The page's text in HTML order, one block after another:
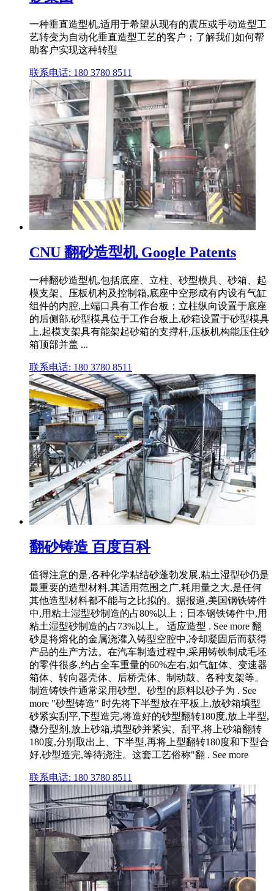
一种垂直造型机,适用于希望从现有的震压或手动造型工
艺转变为自动化垂直造型工艺的客户；了解我们如何帮
助客户实现这种转型
联系电话: 180 3780 8511
CNU 翻砂造型机 Google Patents
一种翻砂造型机,包括底座、立柱、砂型模具、砂箱、起
模支架、压板机构及控制箱,底座中空形成有内设有气缸
组件的内腔,上端口具有工作台板；立柱纵向设置于底座
的后侧部,砂型模具位于工作台板上,砂箱设置于砂型模具
上,起模支架具有能架起砂箱的支撑杆,压板机构能压住砂
箱顶部并盖 ...
联系电话: 180 3780 8511
翻砂铸造 百度百科
值得注意的是,各种化学粘结砂蓬勃发展,粘土湿型砂仍是
最重要的造型材料,其适用范围之广,耗用量之大,是任何
其他造型材料都不能与之比拟的。据报道,美国钢铁铸件
中,用粘土湿型砂制造的占80%以上；日本钢铁铸件中,用
粘土湿型砂制造的占73%以上。 适应造型 . See more 翻
砂是将熔化的金属浇灌入铸型空腔中,冷却凝固后而获得
产品的生产方法。在汽车制造过程中,采用铸铁制成毛坯
的零件很多,约占全车重量的60%左右,如气缸体、变速器
箱体、转向器壳体、后桥壳体、制动鼓、各种支架等。
制造铸铁件通常采用砂型。砂型的原料以砂子为 . See
more "砂型铸造" 时先将下半型放在平板上,放砂箱填型
砂紧实刮平,下型造完,将造好的砂型翻转180度,放上半型,
撒分型剂,放上砂箱,填型砂并紧实、刮平,将上砂箱翻转
180度,分别取出上、下半型,再将上型翻转180度和下型合
好,砂型造完,等待浇注。这套工艺俗称"翻 . See more
联系电话: 180 3780 8511